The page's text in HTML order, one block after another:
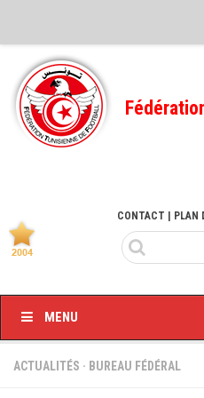
Feuille de match
FMI – 2022/2023
Ligue I – 2022/2023
Ligue I – 2020/2021
Ligue I – 2019/2020
Feuilles de match 2018/2019
CONTACT | PLAN
MENU
ACTUALITÉS · BUREAU FÉDÉRAL